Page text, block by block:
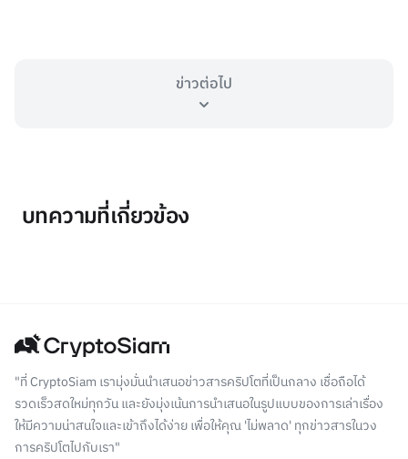
ข่าวต่อไป
บทความที่เกี่ยวข้อง
"ที่ CryptoSiam เรามุ่งมั่นนำเสนอข่าวสารคริปโตที่เป็นกลาง เชื่อถือได้
รวดเร็วสดใหม่ทุกวัน และยังมุ่งเน้นการนำเสนอในรูปแบบของการเล่าเรื่อง
ให้มีความน่าสนใจและเข้าถึงได้ง่าย เพื่อให้คุณ 'ไม่พลาด' ทุกข่าวสารในวง
การคริปโตไปกับเรา"